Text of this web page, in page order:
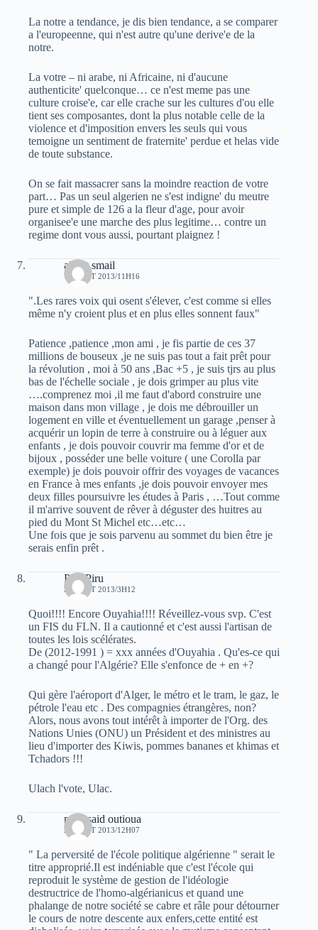
La notre a tendance, je dis bien tendance, a se comparer
a l'europeenne, qui n'est autre qu'une derive'e de la
notre.
La votre – ni arabe, ni Africaine, ni d'aucune
authenticite' quelconque… ce n'est meme pas une
culture croise'e, car elle crache sur les cultures d'ou elle
tient ses composantes, dont la plus notable celle de la
violence et d'imposition envers les seuls qui vous
temoigne un sentiment de fraternite' perdue et helas vide
de toute substance.
On se fait massacrer sans la moindre reaction de votre
part… Pas un seul algerien ne s'est indigne' du meutre
pure et simple de 126 a la fleur d'age, pour avoir
organisee'e une marche des plus legitime… contre un
regime dont vous aussi, pourtant plaignez !
albert smail
19 AOÛT 2013/11H16
".Les rares voix qui osent s'élever, c'est comme si elles
même n'y croient plus et en plus elles sonnent faux"
Patience ,patience ,mon ami , je fis partie de ces 37
millions de bouseux ,je ne suis pas tout a fait prêt pour
la révolution , moi à 50 ans ,Bac +5 , je suis tjrs au plus
bas de l'échelle sociale , je dois grimper au plus vite
….comprenez moi ,il me faut d'abord construire une
maison dans mon village , je dois me débrouiller un
logement en ville et éventuellement un garage ,penser à
acquérir un lopin de terre à construire ou à léguer aux
enfants , je dois pouvoir couvrir ma femme d'or et de
bijoux , posséder une belle voiture ( une Corolla par
exemple) je dois pouvoir offrir des voyages de vacances
en France à mes enfants ,je dois pouvoir envoyer mes
deux filles poursuivre les études à Paris , …Tout comme
il m'arrive souvent de rêver à déguster des huitres au
pied du Mont St Michel etc…etc…
Une fois que je sois parvenu au sommet du bien être je
serais enfin prêt .
Piru Piru
20 AOÛT 2013/3H12
Quoi!!!! Encore Ouyahia!!!! Réveillez-vous svp. C'est
un FIS du FLN. Il a cautionné et c'est aussi l'artisan de
toutes les lois scélérates.
De (2012-1991 ) = xxx années d'Ouyahia . Qu'es-ce qui
a changé pour l'Algérie? Elle s'enfonce de + en +?
Qui gère l'aéroport d'Alger, le métro et le tram, le gaz, le
pétrole l'eau etc . Des compagnies étrangères, non?
Alors, nous avons tout intérêt à importer de l'Org. des
Nations Unies (ONU) un Président et des ministres au
lieu d'importer des Kiwis, pommes bananes et khimas et
Tchadors !!!
Ulach l'vote, Ulac.
moh-said outioua
20 AOÛT 2013/12H07
" La perversité de l'école politique algérienne " serait le
titre approprié.Il est indéniable que c'est l'école qui
reproduit le système de gestion de l'idéologie
destructrice de l'homo-algérianicus et quand une
phalange de notre société se cabre et râle pour détourner
le cours de notre descente aux enfers,cette entité est